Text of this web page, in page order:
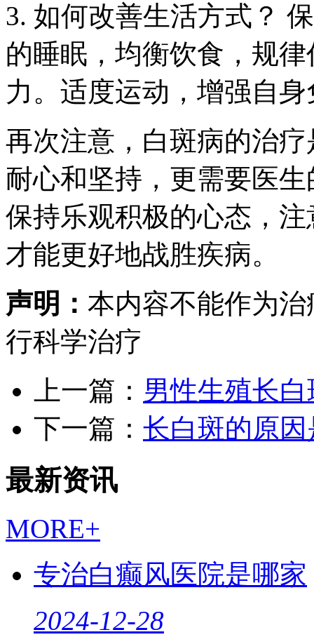
3. 如何改善生活方式？
的睡眠，均衡饮食，规
力。适度运动，增强自
再次注意，白斑病的治
耐心和坚持，更需要医
保持乐观积极的心态，
才能更好地战胜疾病。
声明： 本内容不能作为
行科学治疗
上一篇： 男性生殖长
下一篇： 长白斑的原
最新资讯
MORE+
专治白癫风医院是哪家
2024-12-28